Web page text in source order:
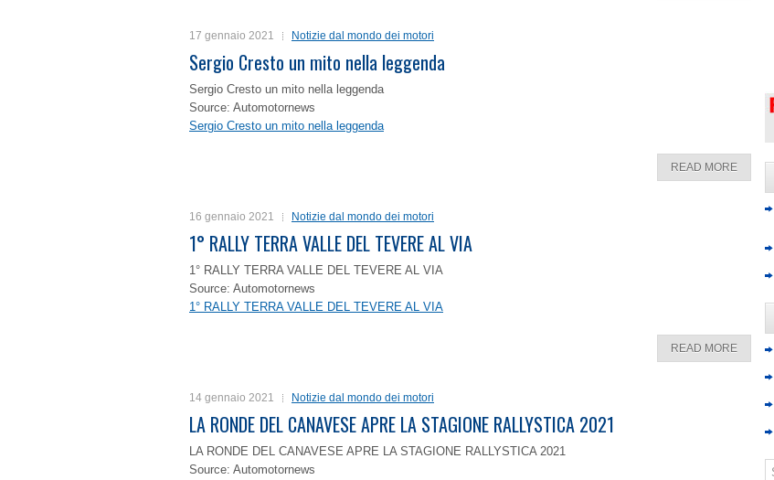
17 gennaio 2021 Notizie dal mondo dei motori
Sergio Cresto un mito nella leggenda
Sergio Cresto un mito nella leggenda
Source: Automotornews
Sergio Cresto un mito nella leggenda
READ MORE
16 gennaio 2021 Notizie dal mondo dei motori
1° RALLY TERRA VALLE DEL TEVERE AL VIA
1° RALLY TERRA VALLE DEL TEVERE AL VIA
Source: Automotornews
1° RALLY TERRA VALLE DEL TEVERE AL VIA
READ MORE
14 gennaio 2021 Notizie dal mondo dei motori
LA RONDE DEL CANAVESE APRE LA STAGIONE RALLYSTICA 2021
LA RONDE DEL CANAVESE APRE LA STAGIONE RALLYSTICA 2021
Source: Automotornews